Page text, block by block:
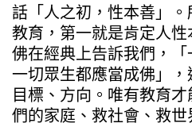
話「人之初，性本善」
教育，第一就是肯定人
佛在經典上告訴我們，「
一切眾生都應當成佛」
目標、方向。唯有教育
們的家庭、救社會、救世